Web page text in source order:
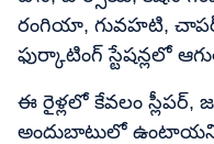
రంగియా, గువహటి,
ఫుర్కాటింగ్ స్టేషన్లలో
ఈ రైళ్లలో కేవలం స్లీపర్,
అందుబాటులో ఉంటాయని